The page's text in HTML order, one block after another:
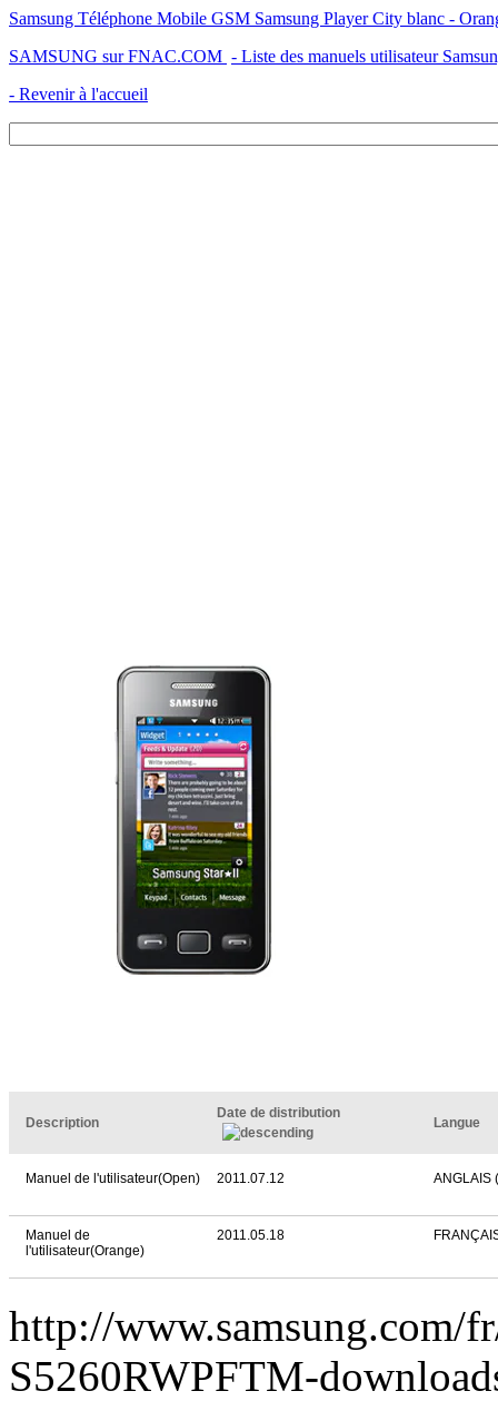
Samsung Téléphone Mobile GSM Samsung Player City blanc -
SAMSUNG sur FNAC.COM - Liste des manuels utilisateur
- Revenir à l'accueil
Description
Date de distribution
Langue
Manuel de l'utilisateur(Open) 2011.07.12 ANGLAIS
Manuel de
l'utilisateur(Orange)
2011.05.18
http://www.samsung.com/
S5260RWPFTM-